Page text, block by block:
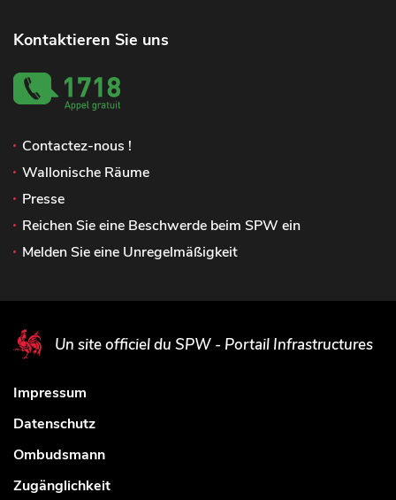
Kontaktieren Sie uns
Contactez-nous !
Wallonische Räume
Presse
Reichen Sie eine Beschwerde beim SPW ein
Melden Sie eine Unregelmäßigkeit
Un site officiel du SPW - Portail Infrastructures
Impressum
Datenschutz
Ombudsmann
Zugänglichkeit